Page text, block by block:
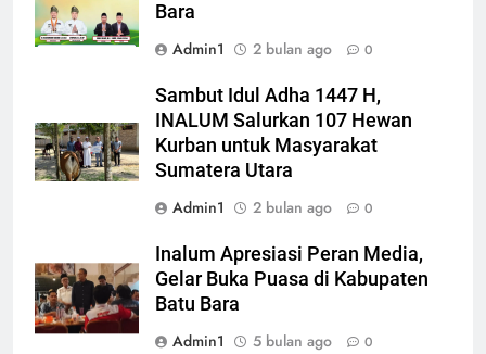
Bara
Admin1
2 bulan ago 0
Sambut Idul Adha 1447 H,
INALUM Salurkan 107 Hewan
Kurban untuk Masyarakat
Sumatera Utara
Admin1
2 bulan ago 0
Inalum Apresiasi Peran Media,
Gelar Buka Puasa di Kabupaten
Batu Bara
Admin1
5 bulan ago 0